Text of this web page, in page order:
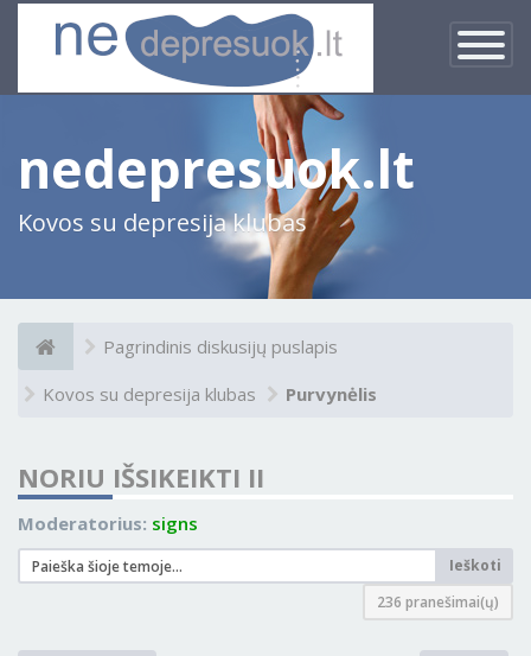
Įjungti
×
nedepresuok.lt
Kovos su depresija klubas
Pagrindinis diskusijų puslapis
Kovos su depresija klubas
Purvynėlis
NORIU IŠSIKEIKTI II
Moderatorius: signs
Ieškoti
236 pranešimai(ų)